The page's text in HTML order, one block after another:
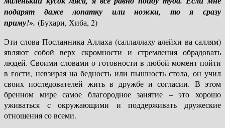
подарят даже лопатку или ножки, то я сразу
приму!». (Бухари, Хиба, 2)
Эти слова Посланника Аллаха (саллаллаху алейхи ва саллям)
являют собой верх скромности и стремления обрадовать
людей. Своими словами о готовности в любой момент пойти
в гости, невзирая на бедность или пышность стола, он учил
своих последователей жить в дружбе и согласии. В этом
бренном мире самое благородное занятие – это хорошо
уживаться с окружающими и поддерживать дружеские
отношения со всеми.